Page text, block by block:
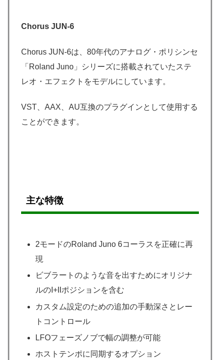
Chorus JUN-6
Chorus JUN-6は、80年代のアナログ・ポリシンセ
「Roland Juno」シリーズに搭載されていたステ
レオ・エフェクトをモデルにしています。
VST、AAX、AU互換のプラグインとして使用する
ことができます。
主な特徴
2モードのRoland Juno 6コーラスを正確に再
現
ビブラートのような音を出すためにオリジナ
ルのI+IIポジションを含む
カスタム設定のための追加の手動深さとレー
トコントロール
LFOフェーズノブで幅の調整が可能
ホストテンポに同期するオプション